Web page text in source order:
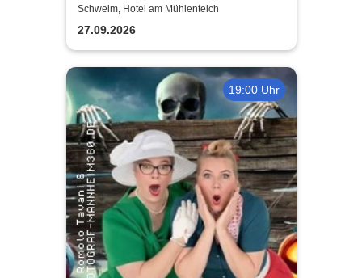
Imperium schnupft zurück -
Buchenau Comedy Dinner
Tour
Schwelm, Hotel am Mühlenteich
27.09.2026
19:00 Uhr